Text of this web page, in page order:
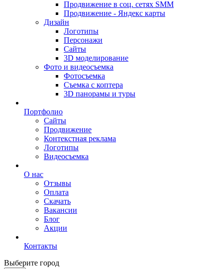
Продвижение в соц. сетях SMM
Продвижение - Яндекс карты
Дизайн
Логотипы
Персонажи
Сайты
3D моделирование
Фото и видеосъемка
Фотосъемка
Съемка с коптера
3D панорамы и туры
Портфолио
Сайты
Продвижение
Контекстная реклама
Логотипы
Видеосъемка
О нас
Отзывы
Оплата
Скачать
Вакансии
Блог
Акции
Контакты
Выберите город